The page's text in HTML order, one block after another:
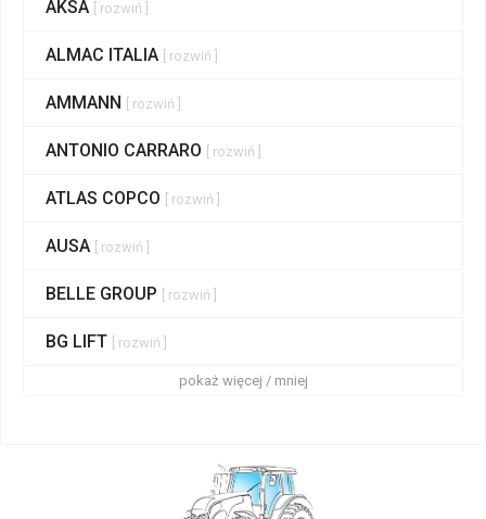
AKSA [ rozwiń ]
ALMAC ITALIA [ rozwiń ]
AMMANN [ rozwiń ]
ANTONIO CARRARO [ rozwiń ]
ATLAS COPCO [ rozwiń ]
AUSA [ rozwiń ]
BELLE GROUP [ rozwiń ]
BG LIFT [ rozwiń ]
pokaż więcej / mniej